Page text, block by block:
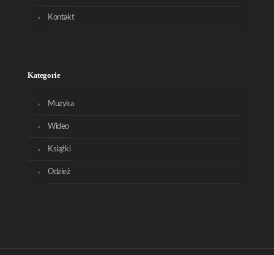
Kontakt
Kategorie
Muzyka
Wideo
Książki
Odzież